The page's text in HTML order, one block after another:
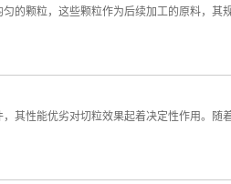
的颗粒，这些颗粒作为后续加工的原料，其
其性能优劣对切粒效果起着决定性作用。随